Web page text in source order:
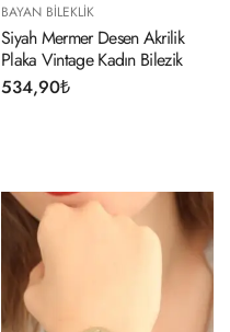
BAYAN BILEKLIK
Siyah Mermer Desen Akrilik
Plaka Vintage Kadın Bilezik
534,90₺